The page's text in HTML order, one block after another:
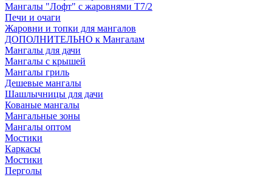
Мангалы "Лофт" с жаровнями Т7/2
Печи и очаги
Жаровни и топки для мангалов
ДОПОЛНИТЕЛЬНО к Мангалам
Мангалы для дачи
Мангалы с крышей
Мангалы гриль
Дешевые мангалы
Шашлычницы для дачи
Кованые мангалы
Мангальные зоны
Мангалы оптом
Мостики
Каркасы
Мостики
Перголы